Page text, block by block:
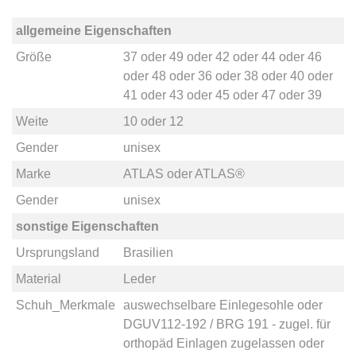
allgemeine Eigenschaften
Größe
37 oder 49 oder 42 oder 44oder 46
oder 48 oder 36 oder 38 oder 40oder
41 oder 43 oder 45 oder 47 oder 39
Weite
10oder 12
Gender
unisex
Marke
ATLAS oderATLAS®
Gender
unisex
sonstige Eigenschaften
Ursprungsland
Brasilien
Material
Leder
Schuh_Merkmale
auswechselbare Einlegesohle oder
DGUV112-192 / BRG 191 - zugel. für
orthopäd Einlagen zugelassen oder